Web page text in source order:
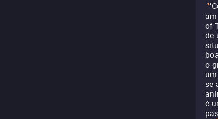
"
of
de
o
se
é